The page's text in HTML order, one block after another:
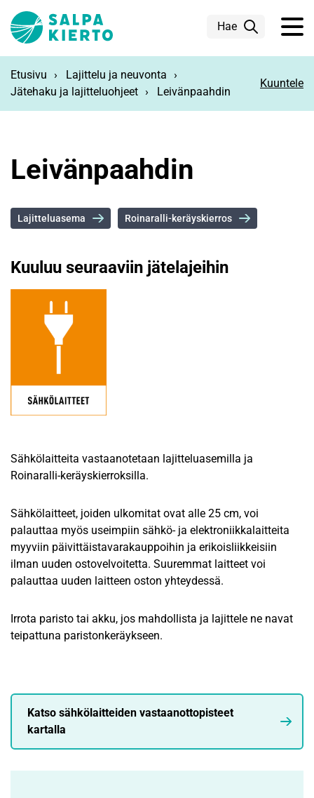
Hae
Etusivu
Lajittelu ja neuvonta
Jätehaku ja lajitteluohjeet
Leivänpaahdin
Kuuntele
Leivänpaahdin
Lajitteluasema Roinaralli-keräyskierros
Kuuluu seuraaviin jätelajeihin
Sähkölaitteita vastaanotetaan lajitteluasemilla ja
Roinaralli-keräyskierroksilla.
Sähkölaitteet, joiden ulkomitat ovat alle 25 cm, voi
palauttaa myös useimpiin sähkö- ja elektroniikkalaitteita
myyviin päivittäistavarakauppoihin ja erikoisliikkeisiin
ilman uuden ostovelvoitetta. Suuremmat laitteet voi
palauttaa uuden laitteen oston yhteydessä.
Irrota paristo tai akku, jos mahdollista ja lajittele ne navat
teipattuna paristonkeräykseen.
Katso sähkölaitteiden vastaanottopisteet
kartalla